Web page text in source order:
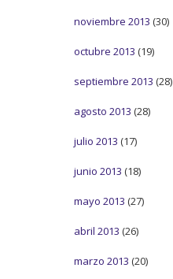
noviembre 2013 (30)
octubre 2013 (19)
septiembre 2013 (28)
agosto 2013 (28)
julio 2013 (17)
junio 2013 (18)
mayo 2013 (27)
abril 2013 (26)
marzo 2013 (20)